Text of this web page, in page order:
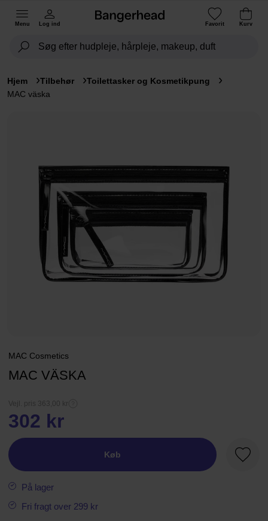
Menu Log ind Favorit Kurv
Hjem Tilbehør
Toilettasker og Kosmetikpung
MAC väska
MAC Cosmetics
MAC VÄSKA
Vejl. pris 363,00 kr
302 kr
Køb
På lager
Fri fragt over 299 kr